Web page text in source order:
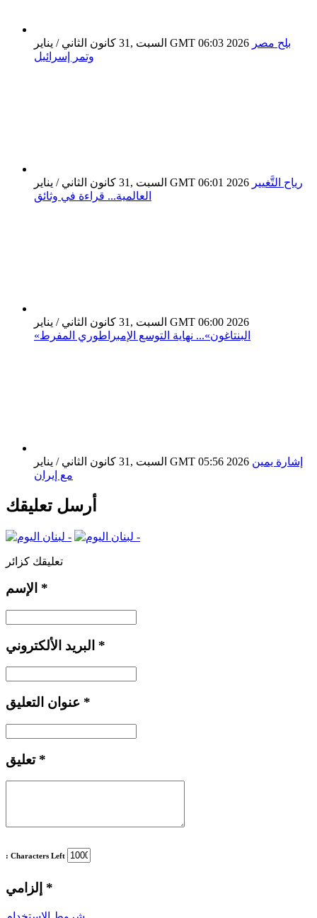
السبت ,31 كانون الثاني / يناير GMT 06:03 2026 بلح مصر
وتمر إسرائيل
السبت ,31 كانون الثاني / يناير GMT 06:01 2026 رياح التَّغيير
العالمية... قراءة في وثائق
السبت ,31 كانون الثاني / يناير GMT 06:00 2026
«البنتاغون»... نهاية التوسع الإمبراطوري المفرط
السبت ,31 كانون الثاني / يناير GMT 05:56 2026 إشارة يمين
مع إيران
أرسل تعليقك
تعليقك كزائر
*
*
*
تعليق *
: Characters Left
*